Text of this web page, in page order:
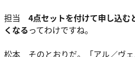
担当 4点セットを付けて申し込む
くなるってわけですね。
松本 そのとおりだ。「アル／ヴ